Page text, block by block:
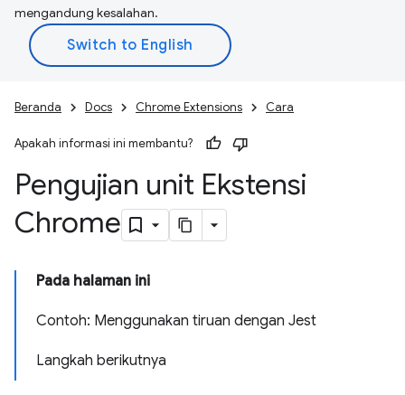
mengandung kesalahan.
Beranda Docs Chrome Extensions Cara
Apakah informasi ini membantu?
Pengujian unit Ekstensi
Chrome
Pada halaman ini
Contoh: Menggunakan tiruan dengan Jest
Langkah berikutnya